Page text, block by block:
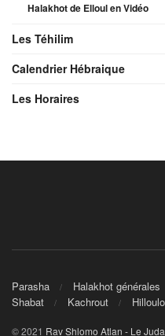
Halakhot de Elloul en Vidéo
Les Téhilim
Calendrier Hébraique
Les Horaires
Parasha Halakhot générales
Shabat
Kachrout
© 2021 Rav Shlomo Atlan - Le